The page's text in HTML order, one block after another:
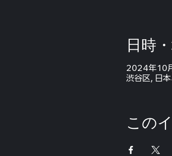
日時
2024年10
渋谷区, 日
この